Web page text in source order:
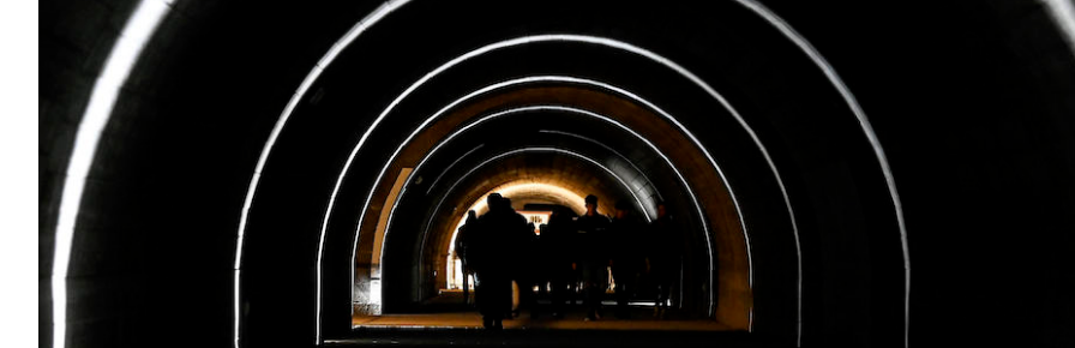
Scienza
Cultura
Economia
Europa
Altrecose
Mondiali calcio 2026